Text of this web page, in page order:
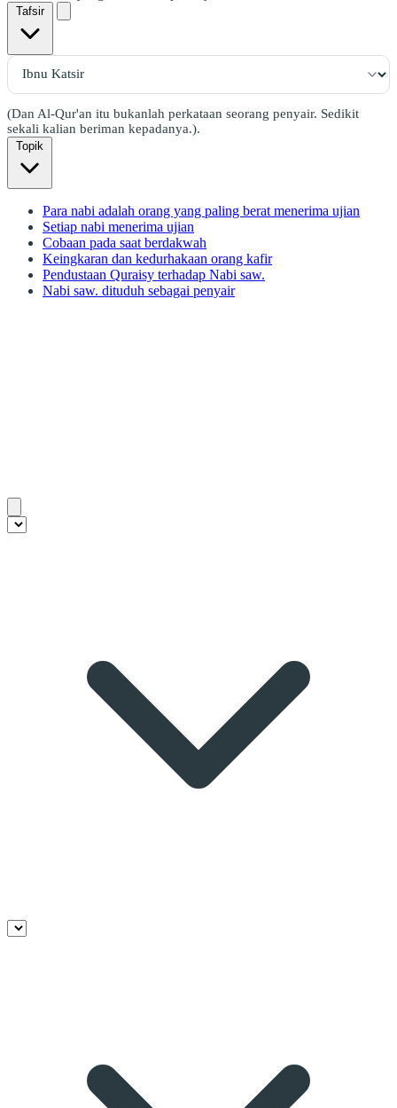
Tafsir
(Dan Al-Qur'an itu bukanlah perkataan seorang penyair. Sedikit
sekali kalian beriman kepadanya.).
Topik
Para nabi adalah orang yang paling berat menerima ujian
Setiap nabi menerima ujian
Cobaan pada saat berdakwah
Keingkaran dan kedurhakaan orang kafir
Pendustaan Quraisy terhadap Nabi saw.
Nabi saw. dituduh sebagai penyair